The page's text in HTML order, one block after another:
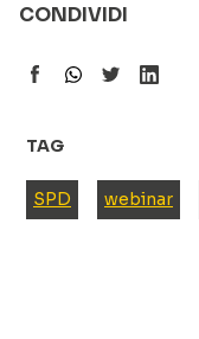
CONDIVIDI
TAG
SPD webinar